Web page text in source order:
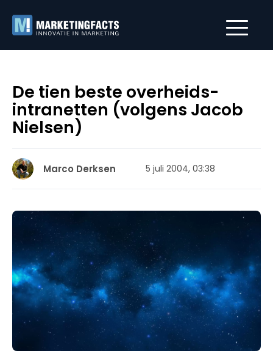
De tien beste overheids-
intranetten (volgens Jacob
Nielsen)
Marco Derksen 5 juli 2004, 03:38